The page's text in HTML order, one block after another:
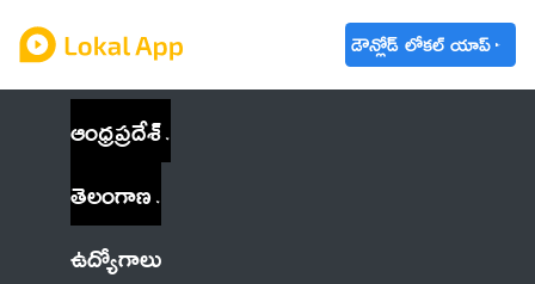
డౌన్లోడ్ లోకల్ యాప్
ఆంధ్రప్రదేశ్
తెలంగాణ
ఉద్యోగాలు